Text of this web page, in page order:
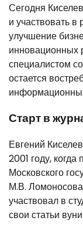
Сегодня
и участвовать
улучшение
инновационных
специалистом
остается
Старт в
Евгений
2001 году,
Московского
М.В.
участвовал в
свои статьи